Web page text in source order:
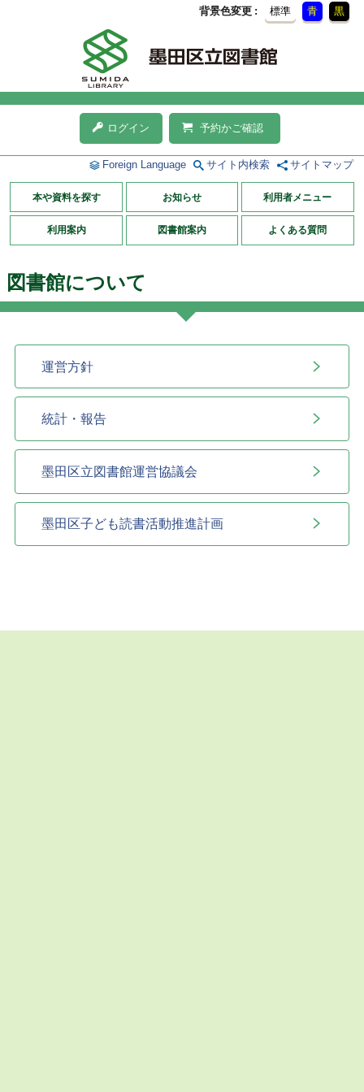
背景色変更 標準 青 黒
ログイン 予約かご確認
Foreign Language サイト内検索 サイトマップ
本や資料を探す お知らせ 利用者メニュー
利用案内 図書館案内 よくある質問
図書館について
運営方針
統計・報告
墨田区立図書館運営協議会
墨田区子ども読書活動推進計画